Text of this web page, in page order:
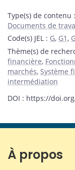
Type(s) de contenu :
Documents de
Code(s) JEL : G, G1,
Thème(s) de
financière,
marchés, Système
intermédiation
DOI : https://
À propos